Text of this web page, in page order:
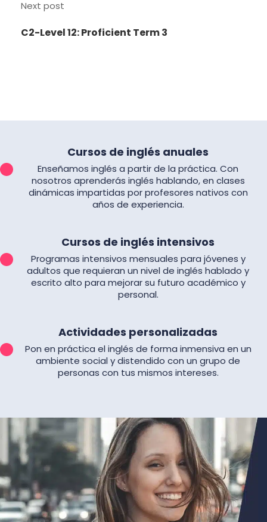
Next post
C2-Level 12: Proficient Term 3
Cursos de inglés anuales
Enseñamos inglés a partir de la práctica. Con
nosotros aprenderás inglés hablando, en clases
dinámicas impartidas por profesores nativos con
años de experiencia.
Cursos de inglés intensivos
Programas intensivos mensuales para jóvenes y
adultos que requieran un nivel de inglés hablado y
escrito alto para mejorar su futuro académico y
personal.
Actividades personalizadas
Pon en práctica el inglés de forma inmensiva en un
ambiente social y distendido con un grupo de
personas con tus mismos intereses.